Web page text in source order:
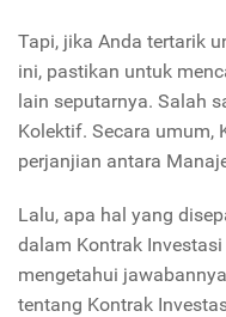
Tapi, jika Anda tertarik
ini, pastikan untuk
lain seputarnya. Salah
Kolektif. Secara umum,
perjanjian antara
Lalu, apa hal yang
dalam Kontrak
mengetahui
tentang Kontrak